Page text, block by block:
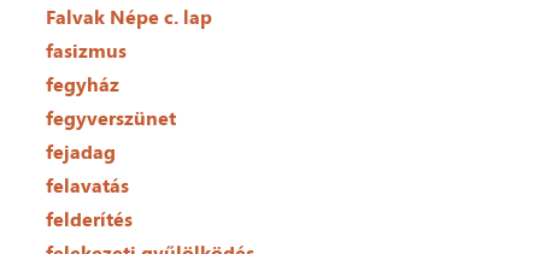
Falvak Népe c. lap
fasizmus
fegyház
fegyverszünet
fejadag
felavatás
felderítés